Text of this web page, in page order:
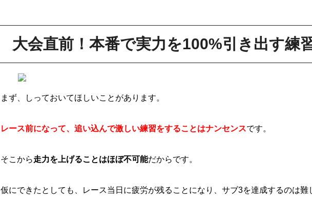
大会直前！本番で実力を100%引き出す練
まず、しっておいてほしいことがあります。
レース前になって、追い込んで激しい練習をすることはナンセンスです。
そこから走力を上げることはほぼ不可能だからです。
仮にできたとしても、レース当日に疲労が残ることになり、サブ3を達成するのは難